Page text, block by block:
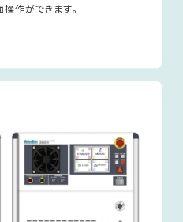
作ができます。